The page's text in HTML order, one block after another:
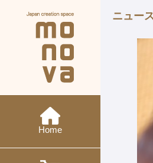
Home
概要
イベ
ワーク
今後
過去の
ニュー